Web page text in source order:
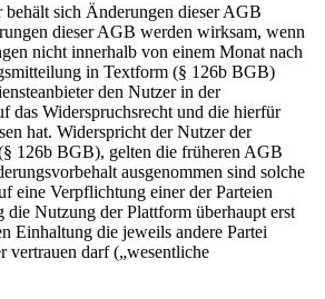
behält sich Änderungen dieser AGB
dieser AGB werden wirksam, wenn
nicht innerhalb von einem Monat nach
in Textform (§ 126b BGB)
den Nutzer in der
das Widerspruchsrecht und die hierfür
hat. Widerspricht der Nutzer der
126b BGB), gelten die früheren AGB
ausgenommen sind solche
eine Verpflichtung einer der Parteien
die Nutzung der Plattform überhaupt erst
Einhaltung die jeweils andere Partei
vertrauen darf („wesentliche